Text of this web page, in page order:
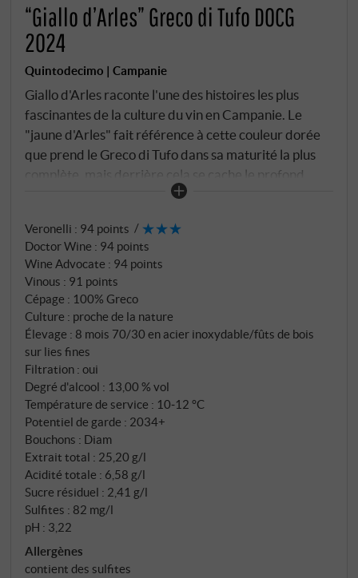
“Giallo d’Arles” Greco di Tufo DOCG
2024
Quintodecimo | Campanie
Giallo d'Arles raconte l'une des histoires les plus
fascinantes de la culture du vin en Campanie. Le
"jaune d'Arles" fait référence à cette couleur dorée
que prend le Greco di Tufo dans sa maturité la plus
complète, mais derrière cela se cache le profond
attachement de Luigi Moio à l'éducation classique et
Greco en perfection moderne. C'est ici, là où les
Grecs avaient déjà compris il y a deux millénaires et
demi que ce cépage trouvait son plus haut degré de
perfection sur les sols de tuf de Campanie, que Moio
écrit un nouveau chapitre d'une très ancienne
histoire à succès. Les vignobles de Lapio, situés au
cœur de la zone du Greco di Tufo, offrent des
conditions idéales pour ce cépage exigeant. Ici, entre
400 et 500 mètres d'altitude, les racines des vieux
ceps de Greco pénètrent les couches de tuf
caractéristiques – ces dépôts volcaniques qui ont
donné leur nom à l'appellation et confèrent au vin son
empreinte minérale incomparable. Les variations
extrêmes de température entre le jour et la nuit,
renforcées par l'altitude, créent une belle tension
entre puissance et élégance.
Veronelli : 94 points
Doctor Wine : 94 points
Wine Advocate : 94 points
Vinous : 91 points
Cépage : 100% Greco
Culture : proche de la nature
Élevage : 8 mois 70/30 en acier inoxydable/fûts de bois
sur lies fines
Filtration : oui
Degré d'alcool : 13,00 % vol
Température de service : 10‑12 °C
Potentiel de garde : 2034+
Bouchons : Diam
Extrait total : 25,20 g/l
Acidité totale : 6,58 g/l
Sucre résiduel : 2,41 g/l
Sulfites : 82 mg/l
pH : 3,22
Allergènes
contient des sulfites